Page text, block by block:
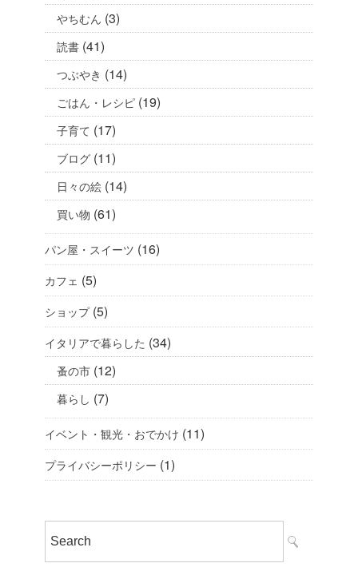
やちむん (3)
読書 (41)
つぶやき (14)
ごはん・レシピ (19)
子育て (17)
ブログ (11)
日々の絵 (14)
買い物 (61)
パン屋・スイーツ (16)
カフェ (5)
ショップ(5)
イタリアで暮らした (34)
蚤の市 (12)
暮らし (7)
イベント・観光・おでかけ (11)
プライバシーポリシー (1)